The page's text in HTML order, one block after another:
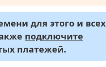
для этого и всех
подключите
платежей.